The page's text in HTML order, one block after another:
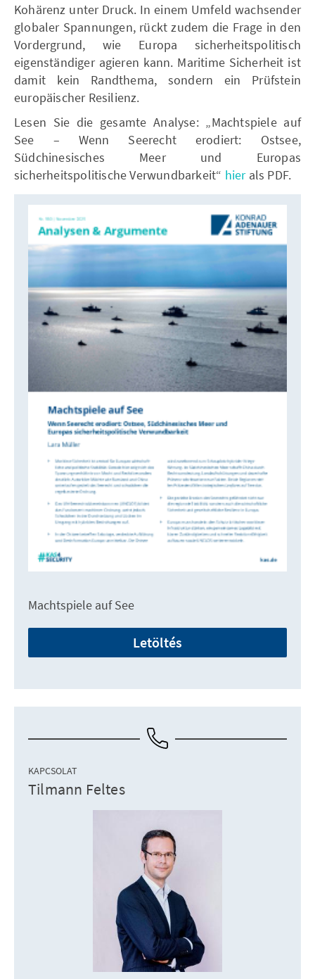
Kohärenz unter Druck. In einem Umfeld wachsender
globaler Spannungen, rückt zudem die Frage in den
Vordergrund, wie Europa sicherheitspolitisch
eigenständiger agieren kann. Maritime Sicherheit ist
damit kein Randthema, sondern ein Prüfstein
europäischer Resilienz.
Lesen Sie die gesamte Analyse: „Machtspiele auf
See – Wenn Seerecht erodiert: Ostsee,
Südchinesisches Meer und Europas
sicherheitspolitische Verwundbarkeit“ hierals PDF.
Machtspiele auf See
Letöltés
KAPCSOLAT
Tilmann Feltes